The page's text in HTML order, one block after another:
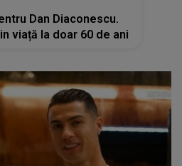
Dan Diaconescu.
viață la doar 60 de ani